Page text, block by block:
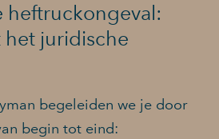
heftruckongeval:
juridische
begeleiden we je door
begin tot eind: